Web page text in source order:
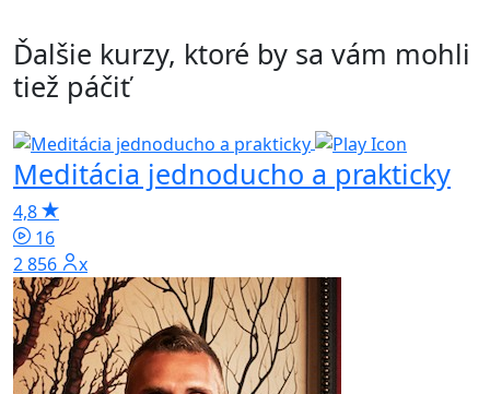
Ďalšie kurzy, ktoré by sa vám mohli
tiež páčiť
Meditácia jednoducho a prakticky
4,8
16
2 856x